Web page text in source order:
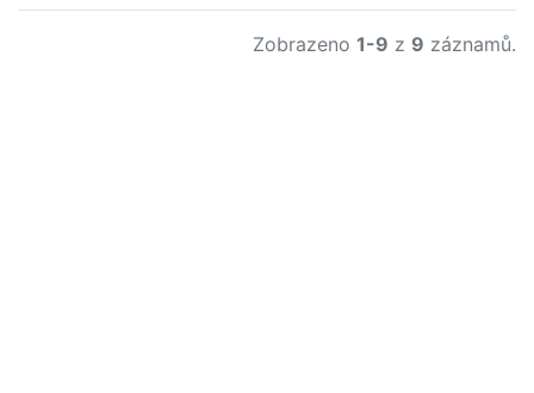
Zobrazeno 1-9 z 9 záznamů.